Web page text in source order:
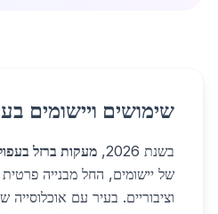
שימושים ויישומים
בשנת 2026, מעקות ברזל
של יישומים, החל מבנייה